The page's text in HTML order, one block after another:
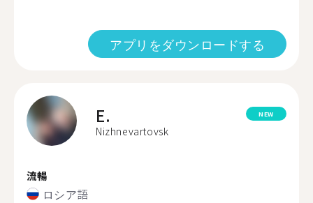
アプリをダウンロードする
E.
Nizhnevartovsk
NEW
流暢
ロシア語